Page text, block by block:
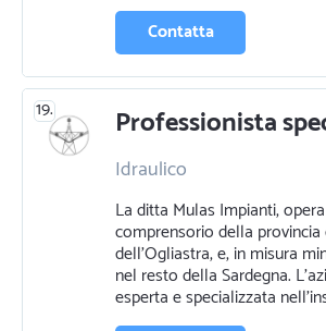
Contatta
19.
Idraulico
La ditta Mulas Impianti,
comprensorio della provincia
dell’Ogliastra, e, in misura
nel resto della Sardegna.
esperta e specializzata